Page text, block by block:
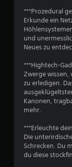
***Prozedural
Erkunde ein
und
Neues zu
***Hightech-
Zwerge wissen,
zu erledigen.
Kanonen,
mehr.
***Erleuchte
Die
Schrecken. Du
du diese